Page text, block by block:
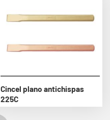
Cincel plano antichispas
225C